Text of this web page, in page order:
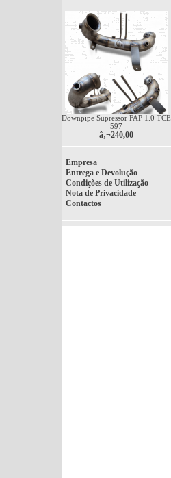
Downpipe Supressor FAP 1.0 TCE
597
â‚¬240,00
Empresa
Entrega e Devolução
Condições de Utilização
Nota de Privacidade
Contactos